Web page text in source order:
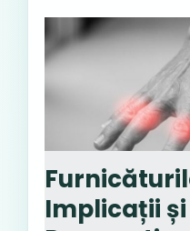
Implicații și